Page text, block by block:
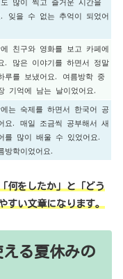
많이 찍고 즐거운 시간을
. 잊을 수 없는 추억이 되었어
에 친구와 영화를 보고 카페에
. 많은 이야기를 하면서 정말
루를 보냈어요. 여름방학 중
기억에 남는 날이었어요.
에는 숙제를 하면서 한국어 공
요. 매일 조금씩 공부해서 새
를 많이 배울 수 있었어요.
방학이었어요.
何をしたか」と「どう
すい文章になります。
る夏休みの